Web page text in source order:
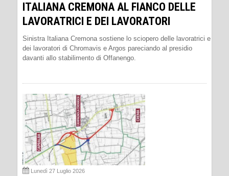
ITALIANA CREMONA AL FIANCO DELLE
LAVORATRICI E DEI LAVORATORI
Sinistra Italiana Cremona sostiene lo sciopero delle lavoratrici e
dei lavoratori di Chromavis e Argos pareciando al presidio
davanti allo stabilimento di Offanengo.
Lunedì 27 Luglio 2026